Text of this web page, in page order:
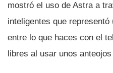
mostró el uso de Astra a
inteligentes que
entre lo que haces con el
libres al usar unos